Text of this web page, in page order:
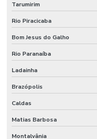
Tarumirim
Rio Piracicaba
Bom Jesus do Galho
Rio Paranaíba
Ladainha
Brazópolis
Caldas
Matias Barbosa
Montalvânia